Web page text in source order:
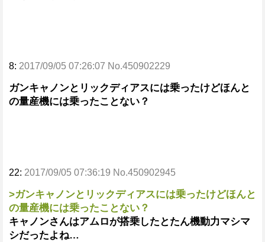
8: 2017/09/05 07:26:07 No.450902229
ガンキャノンとリックディアスには乗ったけどほんと
の量産機には乗ったことない？
22: 2017/09/05 07:36:19 No.450902945
>ガンキャノンとリックディアスには乗ったけどほんと
の量産機には乗ったことない？
キャノンさんはアムロが搭乗したとたん機動力マシマ
シだったよね…